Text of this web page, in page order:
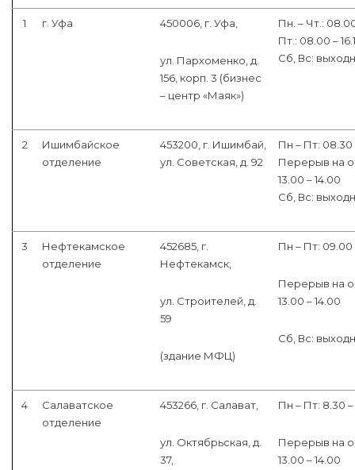
1 г. Уфа 450006, г. Уфа,
ул. Пархоменко, д.
156, корп. 3 (бизнес
– центр «Маяк»)
Пн. – Чт.:
Пт.: 08.00 –
Сб, Вс:
2
Ишимбайское
отделение
453200, г. Ишимбай,
ул. Советская, д. 92
Пн – Пт: 08.30
Перерыв на
13.00 – 14.00
Сб, Вс:
3
Нефтекамское
отделение
452685, г.
Нефтекамск,
ул. Строителей, д.
59
(здание МФЦ)
Пн – Пт: 09.00
Перерыв на
13.00 – 14.00
Сб, Вс:
4
Салаватское
отделение
453266, г. Салават,
ул. Октябрьская, д.
37,
Пн – Пт: 8.30 –
Перерыв на
13.00 – 14.00